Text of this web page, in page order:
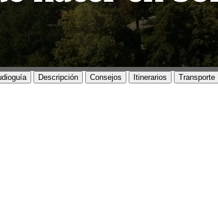
Descripción Consejos Itinerarios Transporte